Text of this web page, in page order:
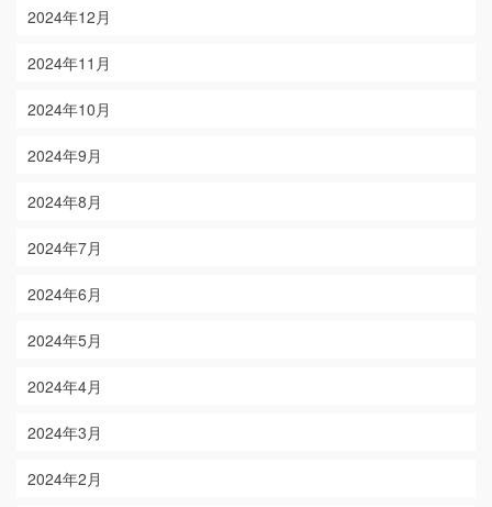
2024年12月
2024年11月
2024年10月
2024年9月
2024年8月
2024年7月
2024年6月
2024年5月
2024年4月
2024年3月
2024年2月